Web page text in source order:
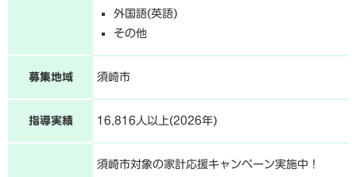
外国語(英語)
その他
募集地域 須崎市
指導実績 16,816人以上(2026年)
須崎市対象の家計応援キャンペーン実施中！